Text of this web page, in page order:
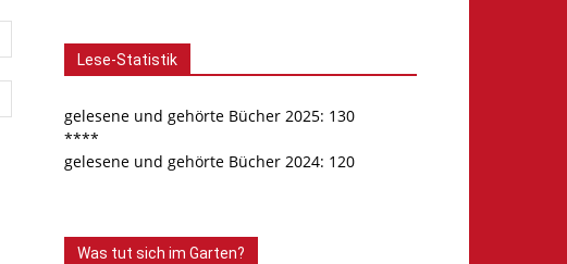
Lese-Statistik
gelesene und gehörte Bücher 2025: 130
****
gelesene und gehörte Bücher 2024: 120
Was tut sich im Garten?